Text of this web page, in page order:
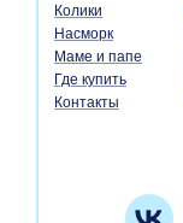
Колики
Насморк
Маме и папе
Где купить
Контакты